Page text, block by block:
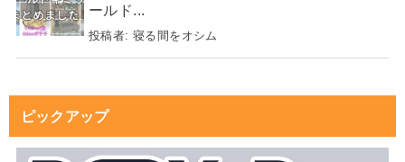
ールド...
投稿者: 寝る間をオシム
ピックアップ